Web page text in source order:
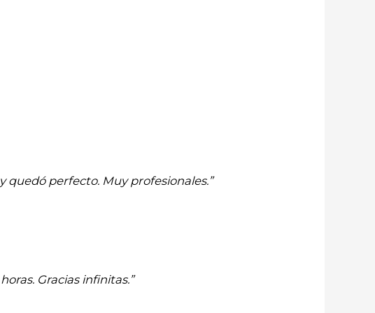
quedó perfecto. Muy profesionales.”
Gracias infinitas.”